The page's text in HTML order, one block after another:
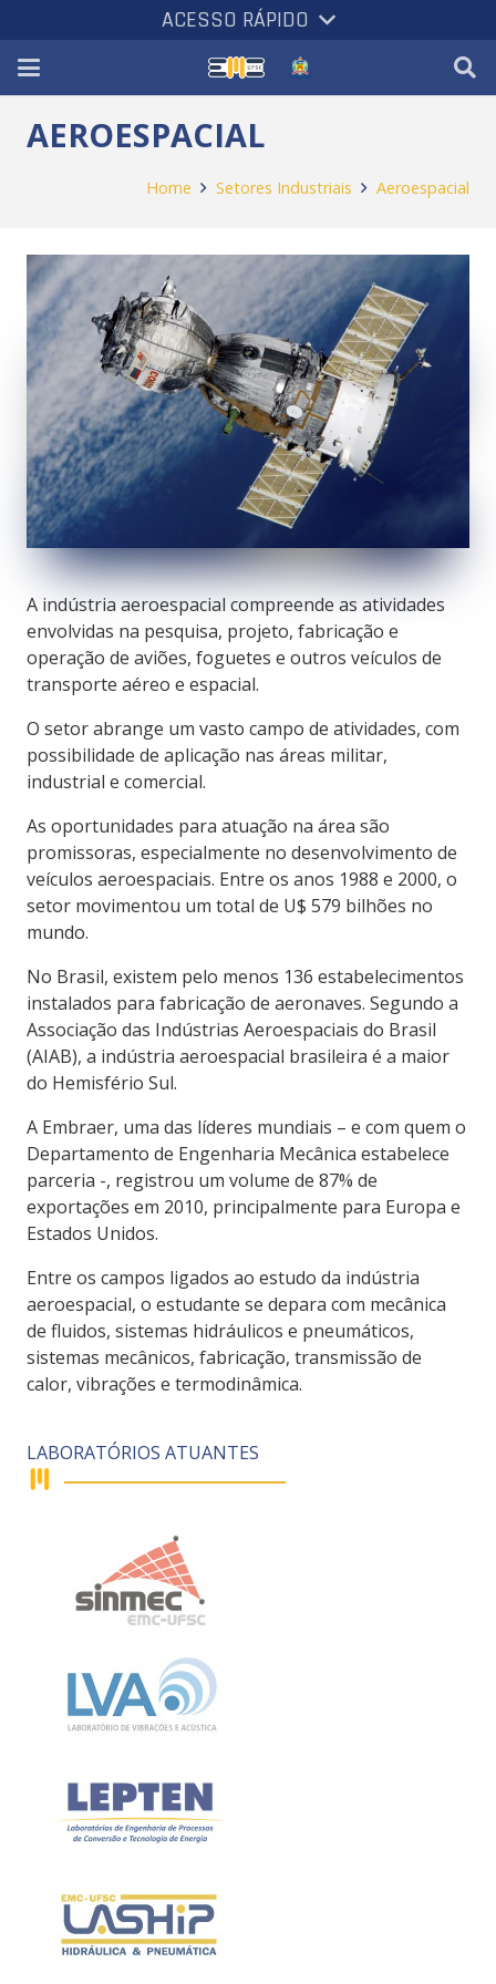
ACESSO RÁPIDO
AEROESPACIAL
Home Setores Industriais Aeroespacial
A indústria aeroespacial compreende as atividades
envolvidas na pesquisa, projeto, fabricação e
operação de aviões, foguetes e outros veículos de
transporte aéreo e espacial.
O setor abrange um vasto campo de atividades, com
possibilidade de aplicação nas áreas militar,
industrial e comercial.
As oportunidades para atuação na área são
promissoras, especialmente no desenvolvimento de
veículos aeroespaciais. Entre os anos 1988 e 2000, o
setor movimentou um total de U$ 579 bilhões no
mundo.
No Brasil, existem pelo menos 136 estabelecimentos
instalados para fabricação de aeronaves. Segundo a
Associação das Indústrias Aeroespaciais do Brasil
(AIAB), a indústria aeroespacial brasileira é a maior
do Hemisfério Sul.
A Embraer, uma das líderes mundiais – e com quem o
Departamento de Engenharia Mecânica estabelece
parceria -, registrou um volume de 87% de
exportações em 2010, principalmente para Europa e
Estados Unidos.
Entre os campos ligados ao estudo da indústria
aeroespacial, o estudante se depara com mecânica
de fluidos, sistemas hidráulicos e pneumáticos,
sistemas mecânicos, fabricação, transmissão de
calor, vibrações e termodinâmica.
LABORATÓRIOS ATUANTES